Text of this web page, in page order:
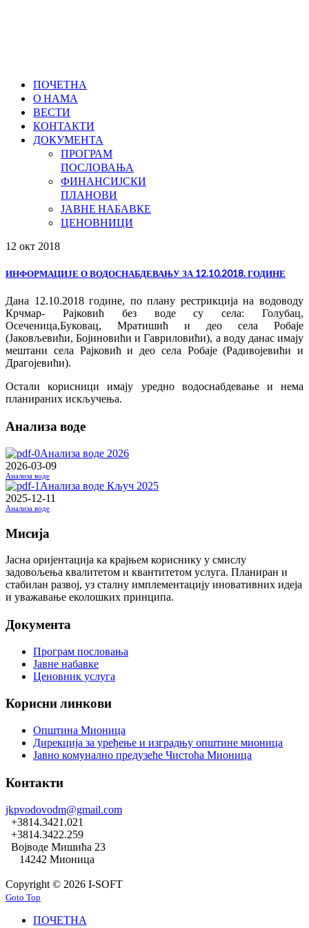
ПОЧЕТНА
О НАМА
ВЕСТИ
КОНТАКТИ
ДОКУМЕНТА
ПРОГРАМ
ПОСЛОВАЊА
ФИНАНСИЈСКИ
ПЛАНОВИ
ЈАВНЕ НАБАВКЕ
ЦЕНОВНИЦИ
12 окт 2018
ИНФОРМАЦИЈЕ О ВОДОСНАБДЕВАЊУ ЗА 12.10.2018. ГОДИНЕ
Дана 12.10.2018 године, по плану рестрикција на водоводу
Крчмар- Рајковић без воде су села: Голубац,
Осеченица,Буковац, Мратишић и део села Робаје
(Јаковљевићи, Бојиновићи и Гавриловићи), а воду данас имају
мештани села Рајковић и део села Робаје (Радивојевићи и
Драгојевићи).
Остали корисници имају уредно водоснабдевање и нема
планираних искључења.
Анализа воде
Анализа воде 2026
2026-03-09
Анализа воде
Анализа воде Кључ 2025
2025-12-11
Анализа воде
Мисија
Јасна оријентација ка крајњем кориснику у смислу
задовољења квалитетом и квантитетом услуга. Планиран и
стабилан развој, уз сталну имплементацију иновативних идеја
и уважавање еколошких принципа.
Документа
Програм пословања
Јавне набавке
Ценовник услуга
Корисни линкови
Општина Мионица
Дирекција за уређење и изградњу општине мионица
Јавно комунално предузеће Чистоћа Мионица
Контакти
jkpvodovodm@gmail.com
+3814.3421.021
+3814.3422.259
Војводе Мишића 23
14242 Мионица
Copyright © 2026 I-SOFT
Goto Top
ПОЧЕТНА